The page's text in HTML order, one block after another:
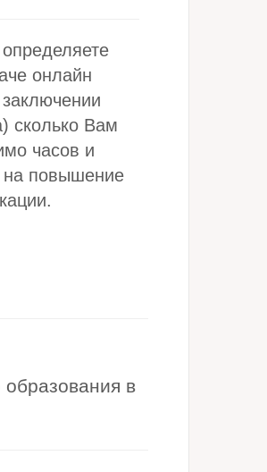
онлайн
сколько Вам
часов и
на повышение
в